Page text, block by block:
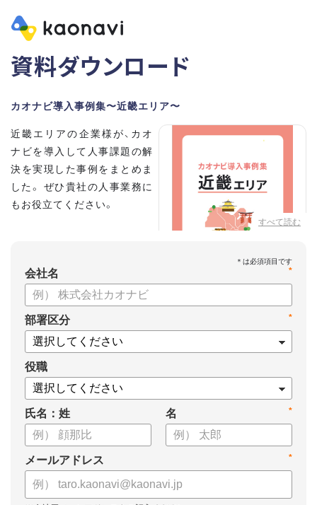
資料ダウンロード
カオナビ導入事例集〜近畿エリア〜
すべて読む
近畿エリアの企業様が、カオ
ナビを導入して人事課題の解
決を実現した事例をまとめま
した。 ぜひ貴社の人事業務に
もお役立てください。
*
会社名
*
部署区分
役職
氏名：姓 *
名
*
メールアドレス